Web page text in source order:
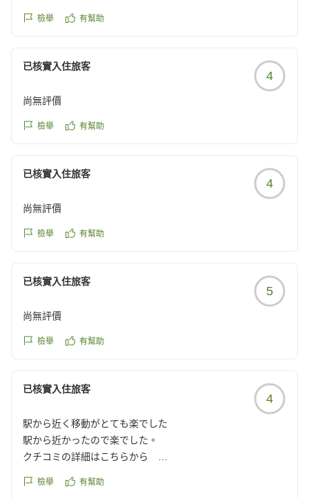
檢舉 有幫助
已核實入住旅客
4
尚無評價
檢舉 有幫助
已核實入住旅客
4
尚無評價
檢舉 有幫助
已核實入住旅客
5
尚無評價
檢舉 有幫助
已核實入住旅客
4
駅から近く移動がとても楽でした
駅から近かったので楽でした。
クチコミの詳細はこちらから
reviewId=33123478248442
檢舉 有幫助